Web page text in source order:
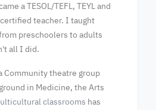
a TESOL/TEFL, TEYL and
teacher. I taught
preschoolers to adults
all I did.
Community theatre group
in Medicine, the Arts
classrooms has